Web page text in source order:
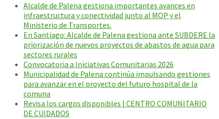
Alcalde de Palena gestiona importantes avances en
infraestructura y conectividad junto al MOP y el
Ministerio de Transportes.
En Santiago: Alcalde de Palena gestiona ante SUBDERE la
priorización de nuevos proyectos de abastos de agua para
sectores rurales
Convocatoria a Iniciativas Comunitarias 2026
Municipalidad de Palena continúa impulsando gestiones
para avanzar en el proyecto del futuro hospital de la
comuna
Revisa los cargos disponibles | CENTRO COMUNITARIO
DE CUIDADOS